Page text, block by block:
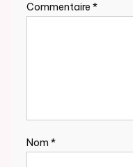
Commentaire *
Nom *